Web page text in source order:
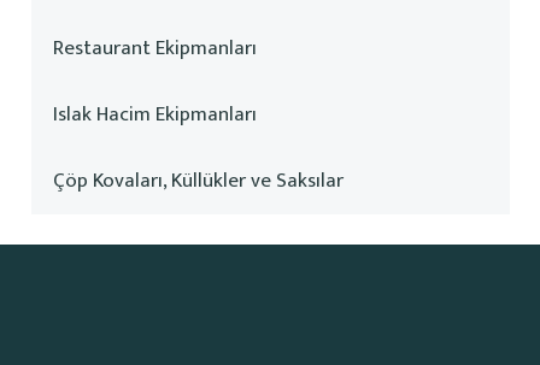
Restaurant Ekipmanları
Islak Hacim Ekipmanları
Çöp Kovaları, Küllükler ve Saksılar